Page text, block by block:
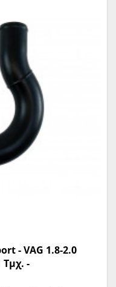
- VAG 1.8-2.0
Τμχ. -